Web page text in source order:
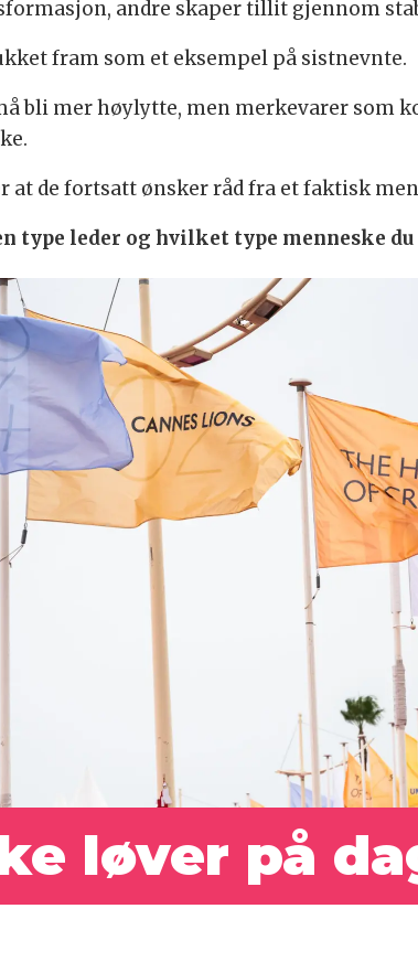
andre skaper tillit gjennom
fram som et eksempel på sistnevnte.
bli mer høylytte, men merkevarer som
at de fortsatt ønsker råd fra et faktisk
type leder og hvilket type menneske
løver på